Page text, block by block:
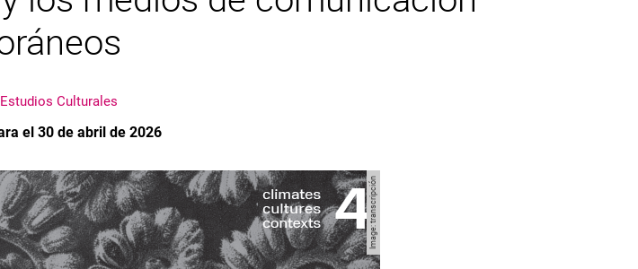
Culturales
el 30 de abril de 2026
Image: transcripción